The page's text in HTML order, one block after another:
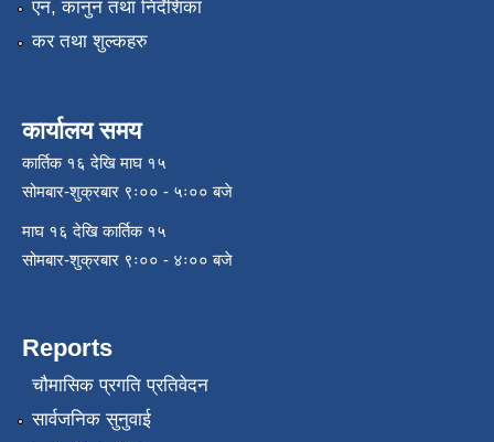
एन, कानुन तथा निर्देशिका
कर तथा शुल्कहरु
कार्यालय समय
कार्तिक १६ देखि माघ १५
सोमबार-शुक्रबार ९ः०० - ५ः०० बजे
माघ १६ देखि कार्तिक १५
सोमबार-शुक्रबार ९ः०० - ४ः०० बजे
Reports
चौमासिक प्रगति प्रतिवेदन
सार्वजनिक सुनुवाई